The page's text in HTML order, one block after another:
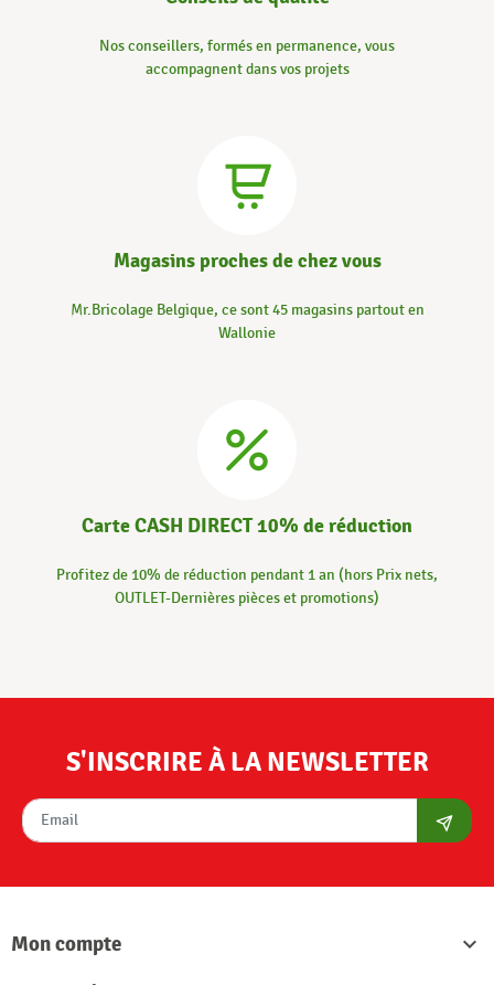
Nos conseillers, formés en permanence, vous
accompagnent dans vos projets
Magasins proches de chez vous
Mr.Bricolage Belgique, ce sont 45 magasins partout en
Wallonie
Carte CASH DIRECT 10% de réduction
Profitez de 10% de réduction pendant 1 an (hors Prix nets,
OUTLET-Dernières pièces et promotions)
S'INSCRIRE À LA NEWSLETTER
Mon compte
